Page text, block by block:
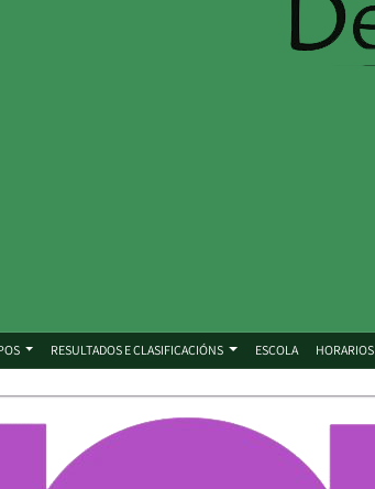
RESULTADOS E CLASIFICACIÓNS ESCOLA HORARIOS